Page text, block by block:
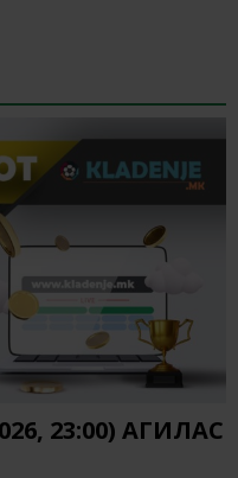
23:00) АГИЛАС